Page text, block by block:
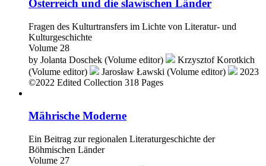
Österreich und die slawischen Länder
Fragen des Kulturtransfers im Lichte von Literatur- und
Kulturgeschichte
Volume 28
by Jolanta Doschek (Volume editor)
Krzysztof Korotkich
(Volume editor)
Jarosław Ławski (Volume editor)
2023
©2022 Edited Collection 318 Pages
Mährische Moderne
Ein Beitrag zur regionalen Literaturgeschichte der
Böhmischen Länder
Volume 27